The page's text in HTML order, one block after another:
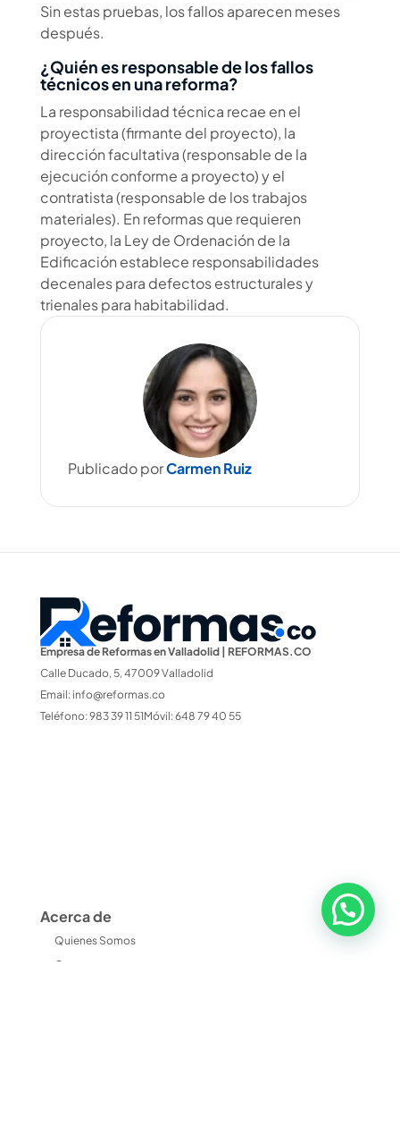
Sin estas pruebas, los fallos aparecen meses
después.
¿Quién es responsable de los fallos
técnicos en una reforma?
La responsabilidad técnica recae en el
proyectista (firmante del proyecto), la
dirección facultativa (responsable de la
ejecución conforme a proyecto) y el
contratista (responsable de los trabajos
materiales). En reformas que requieren
proyecto, la Ley de Ordenación de la
Edificación establece responsabilidades
decenales para defectos estructurales y
trienales para habitabilidad.
Publicado porCarmen Ruiz
Empresa de Reformas en Valladolid | REFORMAS.CO
Calle Ducado, 5, 47009 Valladolid
Email: info@reformas.co
Teléfono: 983 39 11 51Móvil: 648 79 40 55
Acerca de
Quienes Somos
Contacto